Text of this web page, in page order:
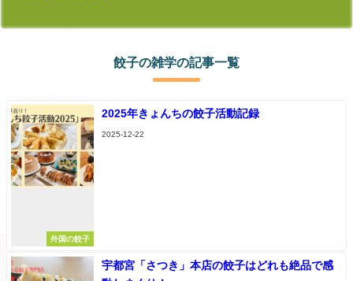
餃子の雑学の記事一覧
外国の餃子
2025年きょんちの餃子活動記録
2025-12-22
宇都宮「さつき」本店の餃子はどれも絶品で感